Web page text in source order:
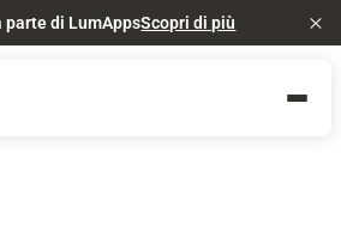
parte di LumAppsScopri di più